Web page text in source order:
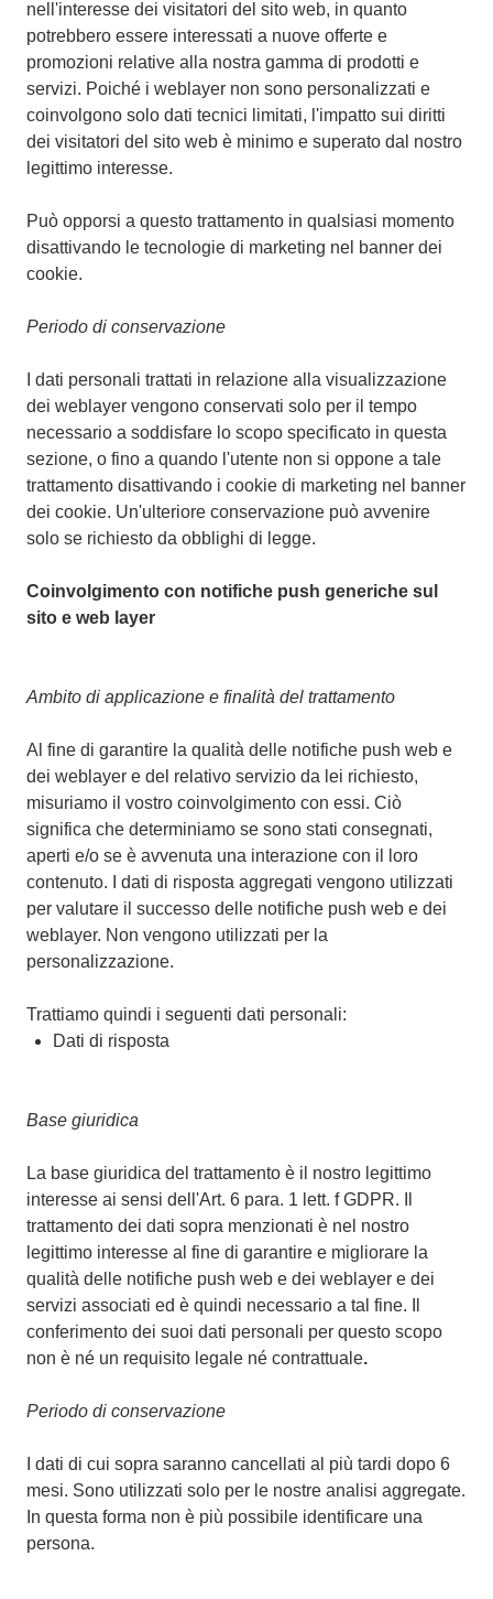
nell'interesse dei visitatori del sito web, in quanto
potrebbero essere interessati a nuove offerte e
promozioni relative alla nostra gamma di prodotti e
servizi. Poiché i weblayer non sono personalizzati e
coinvolgono solo dati tecnici limitati, l'impatto sui diritti
dei visitatori del sito web è minimo e superato dal nostro
legittimo interesse.
Può opporsi a questo trattamento in qualsiasi momento
disattivando le tecnologie di marketing nel banner dei
cookie.
Periodo di conservazione
I dati personali trattati in relazione alla visualizzazione
dei weblayer vengono conservati solo per il tempo
necessario a soddisfare lo scopo specificato in questa
sezione, o fino a quando l'utente non si oppone a tale
trattamento disattivando i cookie di marketing nel banner
dei cookie. Un'ulteriore conservazione può avvenire
solo se richiesto da obblighi di legge.
Coinvolgimento con notifiche push generiche sul
sito e web layer
Ambito di applicazione e finalità del trattamento
Al fine di garantire la qualità delle notifiche push web e
dei weblayer e del relativo servizio da lei richiesto,
misuriamo il vostro coinvolgimento con essi. Ciò
significa che determiniamo se sono stati consegnati,
aperti e/o se è avvenuta una interazione con il loro
contenuto. I dati di risposta aggregati vengono utilizzati
per valutare il successo delle notifiche push web e dei
weblayer. Non vengono utilizzati per la
personalizzazione.
Trattiamo quindi i seguenti dati personali:
Dati di risposta
Base giuridica
La base giuridica del trattamento è il nostro legittimo
interesse ai sensi dell'Art. 6 para. 1 lett. f GDPR. Il
trattamento dei dati sopra menzionati è nel nostro
legittimo interesse al fine di garantire e migliorare la
qualità delle notifiche push web e dei weblayer e dei
servizi associati ed è quindi necessario a tal fine. Il
conferimento dei suoi dati personali per questo scopo
non è né un requisito legale né contrattuale.
Periodo di conservazione
I dati di cui sopra saranno cancellati al più tardi dopo 6
mesi. Sono utilizzati solo per le nostre analisi aggregate.
In questa forma non è più possibile identificare una
persona.